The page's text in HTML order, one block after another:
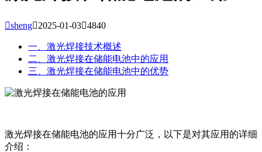
sheng2025-01-034840
一、激光焊接技术概述
二、激光焊接在储能电池中的应用
三、激光焊接在储能电池中的优势
激光焊接在储能电池的应用十分广泛，以下是对其应用的详细
介绍：